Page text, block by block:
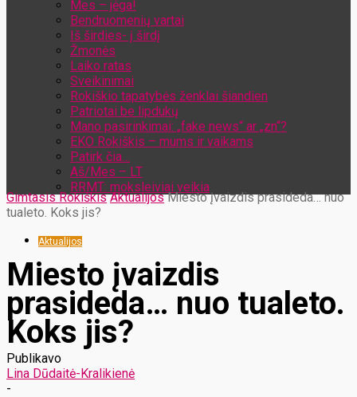
Mes – jėga!
Bendruomenių vartai
Iš širdies- į širdį
Žmonės
Laiko ratas
Sveikinimai
Rokiškio tapatybės ženklai šiandien
Patriotai be lipdukų
Mano pasirinkimai: „fake news“ ar „zn“?
EKO Rokiškis – mums ir vaikams
Patirk čia…
Aš/Mes – LT
RRMT: moksleiviai veikia
Gimtasis Rokiškis Aktualijos Miesto įvaizdis prasideda… nuo
tualeto. Koks jis?
Aktualijos
Miesto įvaizdis
prasideda… nuo tualeto.
Koks jis?
Publikavo
Lina Dūdaitė-Kralikienė
-